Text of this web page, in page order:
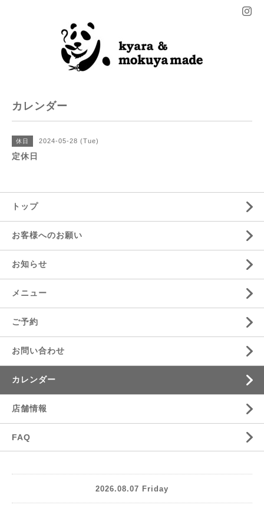
カレンダー
休日 2024-05-28 (Tue)
定休日
トップ
お客様へのお願い
お知らせ
メニュー
ご予約
お問い合わせ
カレンダー
店舗情報
FAQ
2026.08.07 Friday